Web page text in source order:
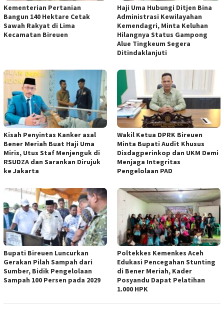
Kementerian Pertanian
Bangun 140 Hektare Cetak
Sawah Rakyat di Lima
Kecamatan Bireuen
Haji Uma Hubungi Ditjen Bina
Administrasi Kewilayahan
Kemendagri, Minta Keluhan
Hilangnya Status Gampong
Alue Tingkeum Segera
Ditindaklanjuti
Kisah Penyintas Kanker asal
Bener Meriah Buat Haji Uma
Miris, Utus Staf Menjenguk di
RSUDZA dan Sarankan Dirujuk
ke Jakarta
Wakil Ketua DPRK Bireuen
Minta Bupati Audit Khusus
Disdagperinkop dan UKM Demi
Menjaga Integritas
Pengelolaan PAD
Bupati Bireuen Luncurkan
Gerakan Pilah Sampah dari
Sumber, Bidik Pengelolaan
Sampah 100 Persen pada 2029
Poltekkes Kemenkes Aceh
Edukasi Pencegahan Stunting
di Bener Meriah, Kader
Posyandu Dapat Pelatihan
1.000 HPK